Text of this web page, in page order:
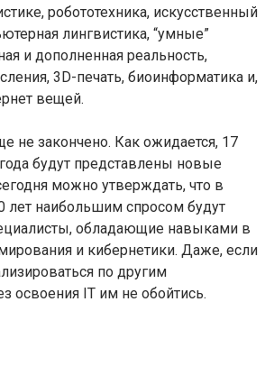
робототехника, искусственный
лингвистика, “умные”
и дополненная реальность,
3D-печать, биоинформатика и,
вещей.
не закончено. Как ожидается, 17
будут представлены новые
можно утверждать, что в
наибольшим спросом будут
обладающие навыками в
и кибернетики. Даже, если
по другим
освоения IT им не обойтись.